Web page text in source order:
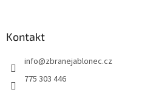
Kontakt
info@zbranejablonec.cz
775 303 446